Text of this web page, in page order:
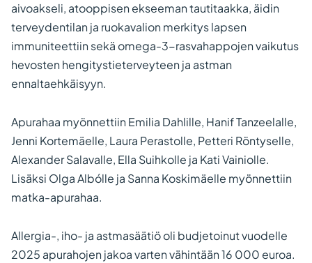
aivoakseli, atooppisen ekseeman tautitaakka, äidin
terveydentilan ja ruokavalion merkitys lapsen
immuniteettiin sekä omega-3-rasvahappojen vaikutus
hevosten hengitystieterveyteen ja astman
ennaltaehkäisyyn.
Apurahaa myönnettiin Emilia Dahlille, Hanif Tanzeelalle,
Jenni Kortemäelle, Laura Perastolle, Petteri Röntyselle,
Alexander Salavalle, Ella Suihkolle ja Kati Vainiolle.
Lisäksi Olga Albólle ja Sanna Koskimäelle myönnettiin
matka-apurahaa.
Allergia-, iho- ja astmasäätiö oli budjetoinut vuodelle
2025 apurahojen jakoa varten vähintään 16 000 euroa.